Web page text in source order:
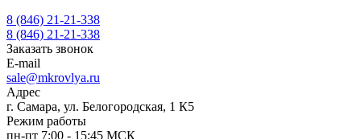
8 (846) 21-21-338
8 (846) 21-21-338
Заказать звонок
E-mail
sale@mkrovlya.ru
Адрес
г. Самара, ул. Белогородская, 1 К5
Режим работы
пн-пт 7:00 - 15:45 МСК